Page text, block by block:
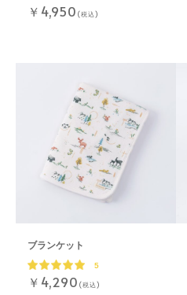
￥4,950 (税込)
ブランケット
5
￥4,290 (税込)